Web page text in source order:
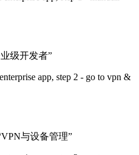
级开发者”
与设备管理”